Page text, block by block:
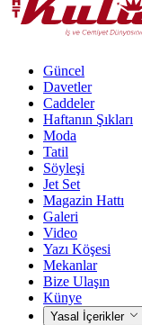
Güncel
Davetler
Caddeler
Haftanın Şıkları
Moda
Tatil
Söyleşi
Jet Set
Magazin Hattı
Galeri
Video
Yazı Köşesi
Mekanlar
Bize Ulaşın
Künye
Yasal İçerikler